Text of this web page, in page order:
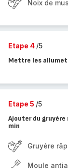
Noix de
Etape 4 /5
Mettre les
Etape 5 /5
Ajouter du
min
Gruyère
Moule